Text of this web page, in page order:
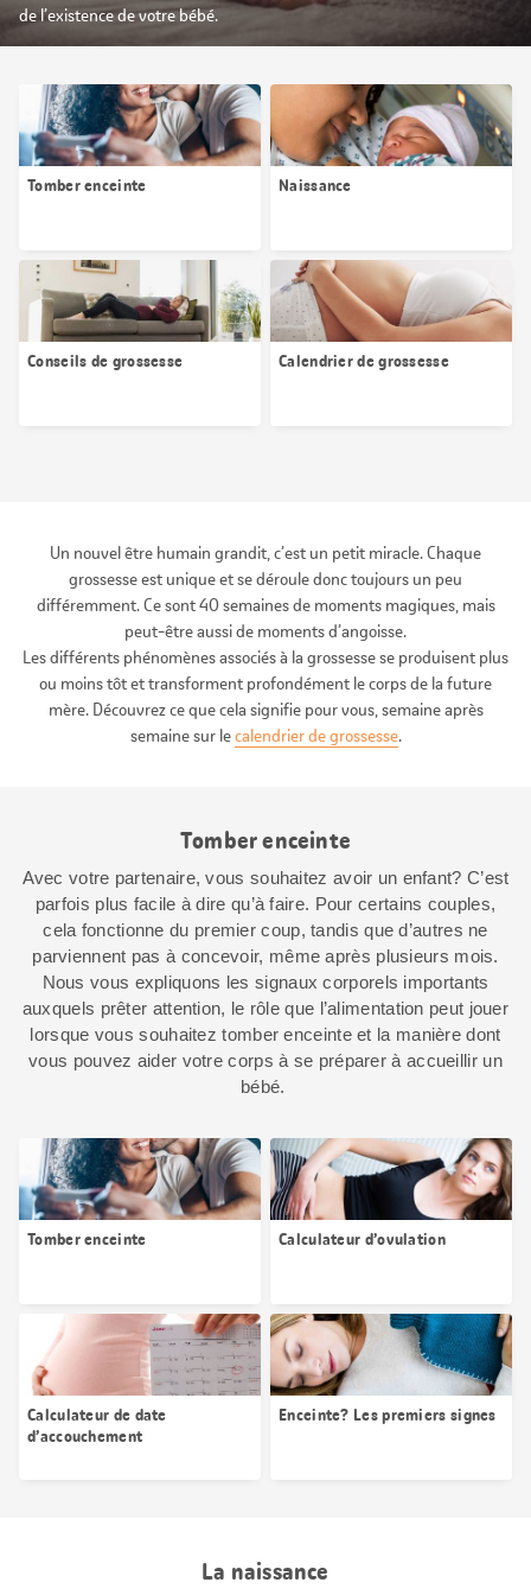
de l’existence de votre bébé.
Tomber enceinte Naissance
Conseils de grossesse Calendrier de grossesse
Un nouvel être humain grandit, c’est un petit miracle. Chaque
grossesse est unique et se déroule donc toujours un peu
différemment. Ce sont 40 semaines de moments magiques, mais
peut-être aussi de moments d’angoisse.
Les différents phénomènes associés à la grossesse se produisent plus
ou moins tôt et transforment profondément le corps de la future
mère. Découvrez ce que cela signifie pour vous, semaine après
semaine sur lecalendrier de grossesse.
Tomber enceinte
Avec votre partenaire, vous souhaitez avoir un enfant? C’est
parfois plus facile à dire qu’à faire. Pour certains couples,
cela fonctionne du premier coup, tandis que d’autres ne
parviennent pas à concevoir, même après plusieurs mois.
Nous vous expliquons les signaux corporels importants
auxquels prêter attention, le rôle que l’alimentation peut jouer
lorsque vous souhaitez tomber enceinte et la manière dont
vous pouvez aider votre corps à se préparer à accueillir un
bébé.
Tomber enceinte Calculateur d’ovulation
Calculateur de date
d’accouchement
Enceinte? Les premiers signes
La naissance